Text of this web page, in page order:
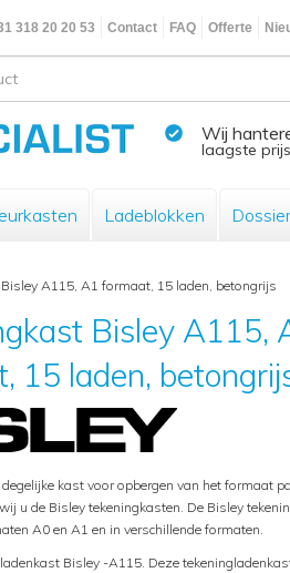
318 20 20 53 Contact FAQ Offerte
Wij
laagste
Ladeblokken
A115, A1 formaat, 15 laden, betongrijs
Bisley A115,
15 laden,
kast voor opbergen van het formaat
u de Bisley tekeningkasten. De Bisley
A0 en A1 en in verschillende formaten.
Bisley -A115. Deze